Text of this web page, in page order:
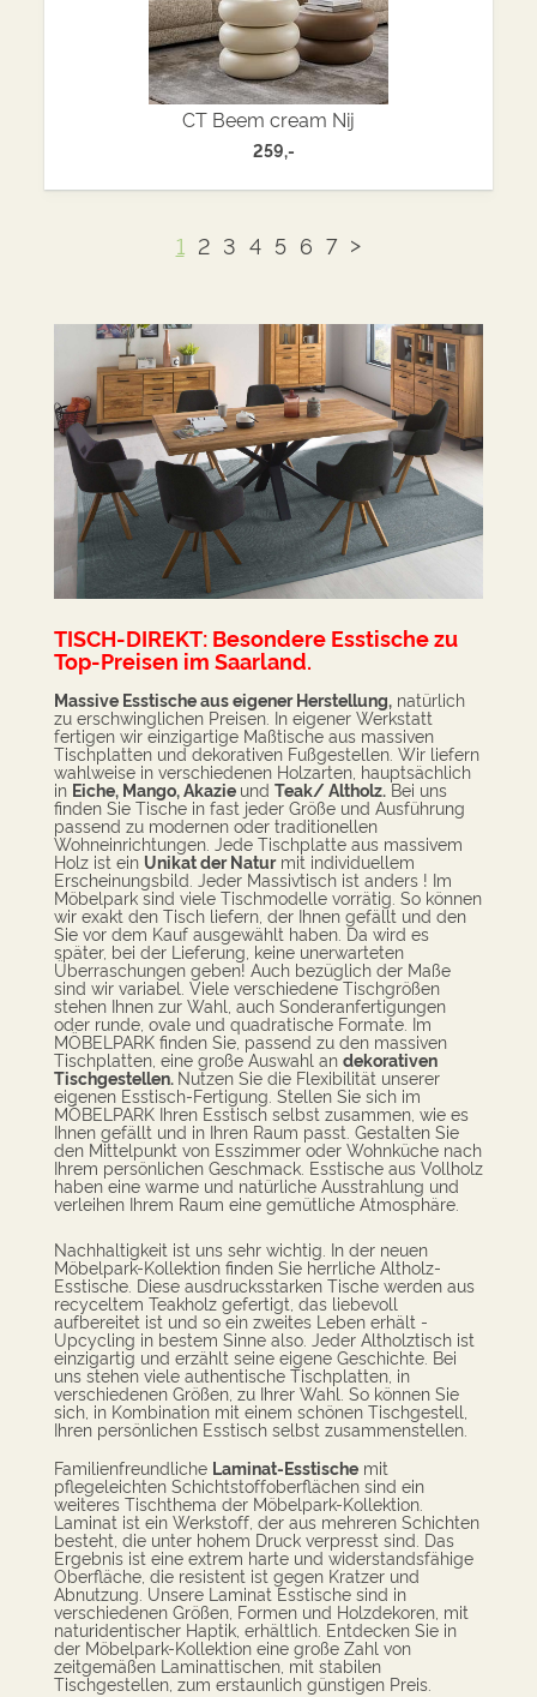
CT Beem cream Nij
259,-
1 2 3 4 5 6 7 >
TISCH-DIREKT: Besondere Esstische zu
Top-Preisen im Saarland.
Massive Esstische aus eigener Herstellung, natürlich
zu erschwinglichen Preisen. In eigener Werkstatt
fertigen wir einzigartige Maßtische aus massiven
Tischplatten und dekorativen Fußgestellen. Wir liefern
wahlweise in verschiedenen Holzarten, hauptsächlich
in Eiche, Mango, Akazie und Teak/ Altholz Bei uns
finden Sie Tische in fast jeder Größe und Ausführung
passend zu modernen oder traditionellen
Wohneinrichtungen. Jede Tischplatte aus massivem
Holz ist ein Unikat der Naturmit individuellem
Erscheinungsbild. Jeder Massivtisch ist anders ! Im
Möbelpark sind viele Tischmodelle vorrätig. So können
wir exakt den Tisch liefern, der Ihnen gefällt und den
Sie vor dem Kauf ausgewählt haben. Da wird es
später, bei der Lieferung, keine unerwarteten
Überraschungen geben! Auch bezüglich der Maße
sind wir variabel. Viele verschiedene Tischgrößen
stehen Ihnen zur Wahl, auch Sonderanfertigungen
oder runde, ovale und quadratische Formate. Im
MÖBELPARK finden Sie, passend zu den massiven
Tischplatten, eine große Auswahl an dekorativen
Tischgestellen. Nutzen Sie die Flexibilität unserer
eigenen Esstisch-Fertigung. Stellen Sie sich im
MÖBELPARK Ihren Esstisch selbst zusammen, wie es
Ihnen gefällt und in Ihren Raum passt. Gestalten Sie
den Mittelpunkt von Esszimmer oder Wohnküche nach
Ihrem persönlichen Geschmack. Esstische aus Vollholz
haben eine warme und natürliche Ausstrahlung und
verleihen Ihrem Raum eine gemütliche Atmosphäre.
Nachhaltigkeit ist uns sehr wichtig. In der neuen
Möbelpark-Kollektion finden Sie herrliche Altholz-
Esstische. Diese ausdrucksstarken Tische werden aus
recyceltem Teakholz gefertigt, das liebevoll
aufbereitet ist und so ein zweites Leben erhält -
Upcycling in bestem Sinne also. Jeder Altholztisch ist
einzigartig und erzählt seine eigene Geschichte. Bei
uns stehen viele authentische Tischplatten, in
verschiedenen Größen, zu Ihrer Wahl. So können Sie
sich, in Kombination mit einem schönen Tischgestell,
Ihren persönlichen Esstisch selbst zusammenstellen.
Familienfreundliche Laminat-Esstische mit
pflegeleichten Schichtstoffoberflächen sind ein
weiteres Tischthema der Möbelpark-Kollektion.
Laminat ist ein Werkstoff, der aus mehreren Schichten
besteht, die unter hohem Druck verpresst sind. Das
Ergebnis ist eine extrem harte und widerstandsfähige
Oberfläche, die resistent ist gegen Kratzer und
Abnutzung. Unsere Laminat Esstische sind in
verschiedenen Größen, Formen und Holzdekoren, mit
naturidentischer Haptik, erhältlich. Entdecken Sie in
der Möbelpark-Kollektion eine große Zahl von
zeitgemäßen Laminattischen, mit stabilen
Tischgestellen, zum erstaunlich günstigen Preis.